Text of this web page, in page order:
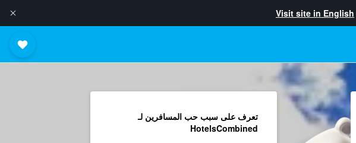
Visit site in English
تعرف على سبب حب المسافرين لـ
HotelsCombined